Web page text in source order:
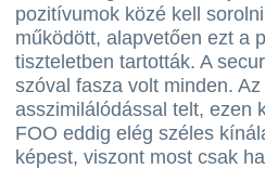
pozitívumok közé kell
működött, alapvetően ezt a
tiszteletben tartották. A
szóval fasza volt minden.
asszimilálódással telt, ezen
FOO eddig elég széles
képest, viszont most csak